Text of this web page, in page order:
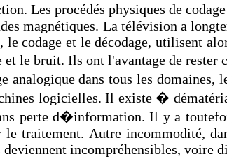
Les procédés physiques de
magnétiques. La télévision a
codage et le décodage, utilisent
le bruit. Ils ont l'avantage de rester
dans tous les
logicielles. Il existe �
perte d�information. Il y a
traitement. Autre incommodité,
incompréhensibles, voire